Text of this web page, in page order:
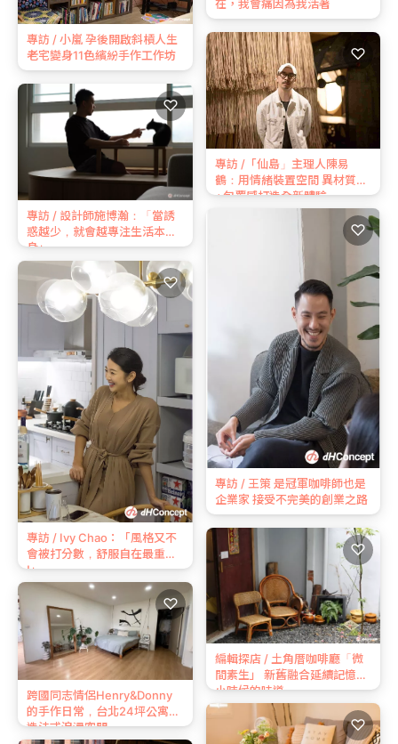
在，我會痛因為我活著
專訪 / 小嵐 孕後開啟斜槓人生
老宅變身11色繽紛手作工作坊
專訪 /「仙島」主理人陳易
鶴：用情緒裝置空間 異材質
+包覆感打造全新體驗
♡
專訪 / 設計師施博瀚：「當誘
惑越少，就會越專注生活本
身」
♡
專訪 / 王策 是冠軍咖啡師也是
企業家 接受不完美的創業之路
♡
專訪 / Ivy Chao：「風格又不
會被打分數，舒服自在最重要
!」
♡
編輯探店 / 土角厝咖啡廳「微
間素生」 新舊融合延續記憶中
小時候的味道
♡
跨國同志情侶Henry&Donny
的手作日常，台北24坪公寓打
造法式浪漫空間
♡
♡